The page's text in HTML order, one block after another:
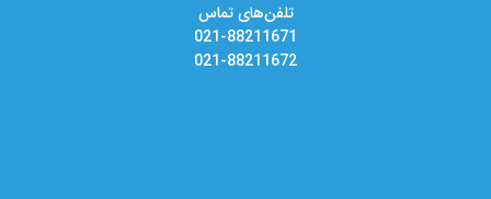
تلفن‌های تماس
021-88211671
021-88211672